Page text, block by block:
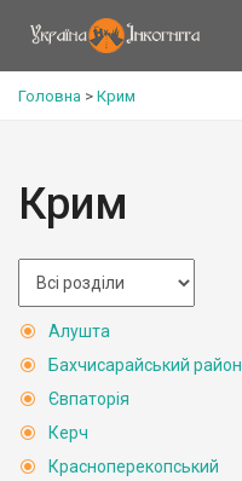
Головна > Крим
Крим
Алушта
Бахчисарайський район
Євпаторія
Керч
Красноперекопський